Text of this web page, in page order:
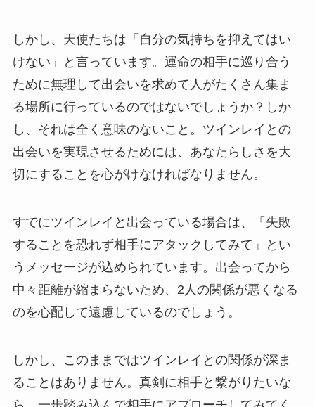
しかし、天使たちは「自分の気持ちを抑えてはい
けない」と言っています。運命の相手に巡り合う
ために無理して出会いを求めて人がたくさん集ま
る場所に行っているのではないでしょうか？しか
し、それは全く意味のないこと。ツインレイとの
出会いを実現させるためには、あなたらしさを大
切にすることを心がけなければなりません。
すでにツインレイと出会っている場合は、「失敗
することを恐れず相手にアタックしてみて」とい
うメッセージが込められています。出会ってから
中々距離が縮まらないため、2人の関係が悪くなる
のを心配して遠慮しているのでしょう。
しかし、このままではツインレイとの関係が深ま
ることはありません。真剣に相手と繋がりたいな